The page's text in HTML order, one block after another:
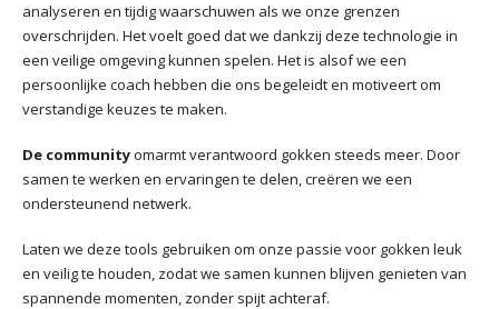
analyseren en tijdig waarschuwen als we onze grenzen
overschrijden. Het voelt goed dat we dankzij deze technologie in
een veilige omgeving kunnen spelen. Het is alsof we een
persoonlijke coach hebben die ons begeleidt en motiveert om
verstandige keuzes te maken.
De communityomarmt verantwoord gokken steeds meer. Door
samen te werken en ervaringen te delen, creëren we een
ondersteunend netwerk.
Laten we deze tools gebruiken om onze passie voor gokken leuk
en veilig te houden, zodat we samen kunnen blijven genieten van
spannende momenten, zonder spijt achteraf.